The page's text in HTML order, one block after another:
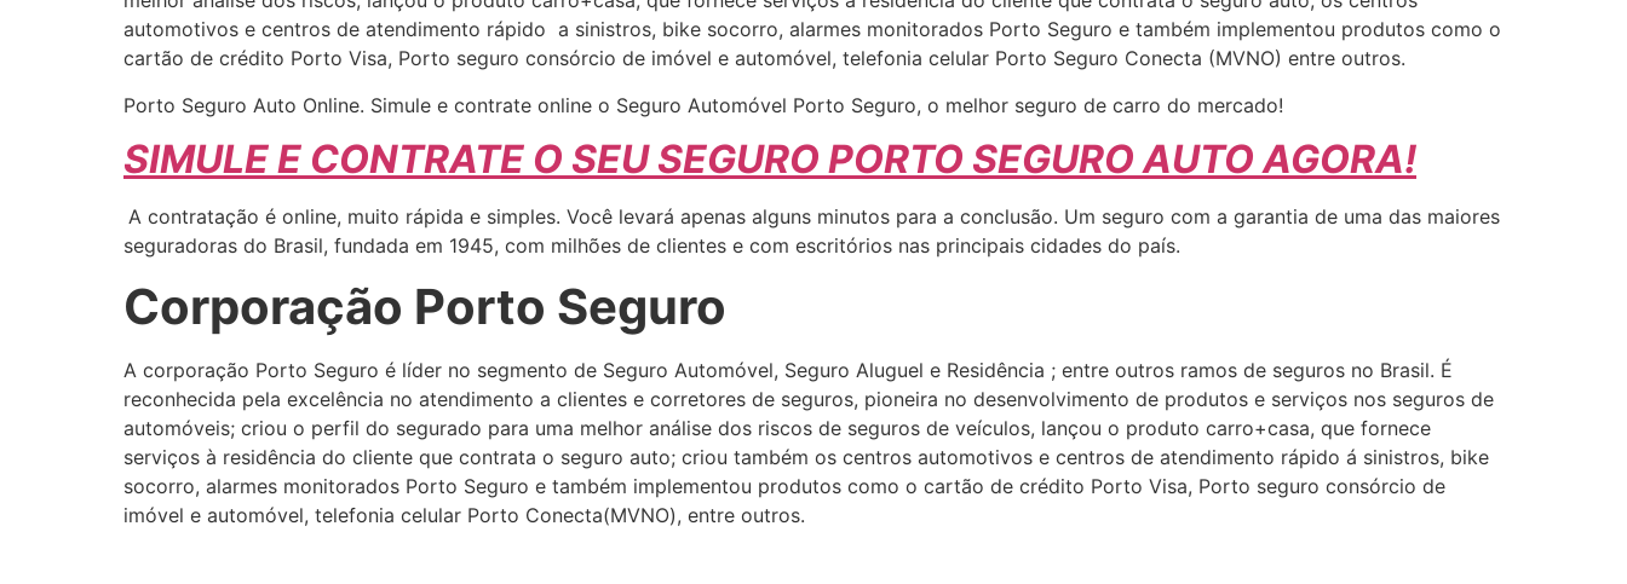
automotivos e centros de atendimento rápido a sinistros, bike socorro, alarmes monitorados Porto Seguro e também implementou produtos como o
cartão de crédito Porto Visa, Porto seguro consórcio de imóvel e automóvel, telefonia celular Porto Seguro Conecta (MVNO) entre outros.
Porto Seguro Auto Online. Simule e contrate online o Seguro Automóvel Porto Seguro, o melhor seguro de carro do mercado!
SIMULE E CONTRATE O SEU SEGURO PORTO SEGURO AUTO AGORA!
A contratação é online, muito rápida e simples. Você levará apenas alguns minutos para a conclusão. Um seguro com a garantia de uma das maiores
seguradoras do Brasil, fundada em 1945, com milhões de clientes e com escritórios nas principais cidades do país.
Corporação Porto Seguro
A corporação Porto Seguro é líder no segmento de Seguro Automóvel, Seguro Aluguel e Residência ; entre outros ramos de seguros no Brasil. É
reconhecida pela excelência no atendimento a clientes e corretores de seguros, pioneira no desenvolvimento de produtos e serviços nos seguros de
automóveis; criou o perfil do segurado para uma melhor análise dos riscos de seguros de veículos, lançou o produto carro+casa, que fornece
serviços à residência do cliente que contrata o seguro auto; criou também os centros automotivos e centros de atendimento rápido á sinistros, bike
socorro, alarmes monitorados Porto Seguro e também implementou produtos como o cartão de crédito Porto Visa, Porto seguro consórcio de
imóvel e automóvel, telefonia celular Porto Conecta(MVNO), entre outros.